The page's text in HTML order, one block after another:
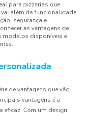
para pizzarias que
além da funcionalidade
segurança e
as vantagens de
modelos disponíveis e
de vantagens que vão
vantagens é a
eficaz. Com um design